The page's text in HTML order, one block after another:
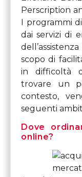
Perscription
I programmi
dai servizi di
scopo di
in difficoltà
trovare un
contesto,
seguenti
Dove
online?